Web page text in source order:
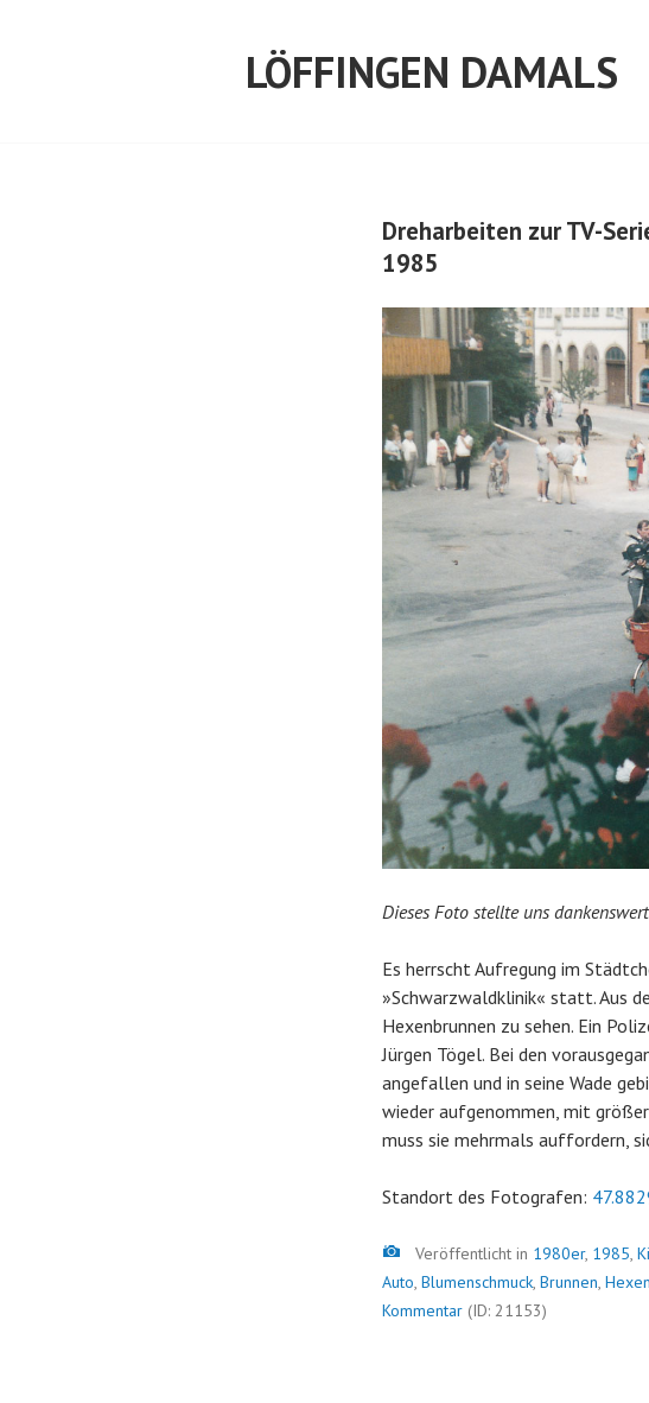
LÖFFINGEN DAMALS
Dreharbeiten zur TV-
1985
Dieses Foto stellte uns
Es herrscht Aufregung im
»Schwarzwaldklinik« statt. Aus
Hexenbrunnen zu sehen. Ein
Jürgen Tögel. Bei den
angefallen und in seine Wade
wieder aufgenommen, mit
muss sie mehrmals auffordern,
Standort des Fotografen:
Bild
Veröffentlicht in 1980er, 1985,
Auto, Blumenschmuck, Brunnen,
Kommentar (ID: 21153)